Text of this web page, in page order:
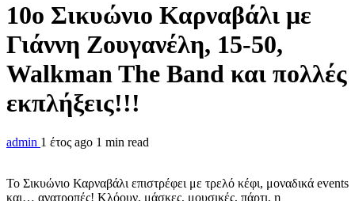
10ο Σικυώνιο Καρναβάλι με
Γιάννη Ζουγανέλη, 15-50,
Walkman The Band και πολλές
εκπλήξεις!!!
admin 1 έτος ago 1 min read
Το Σικυώνιο Καρναβάλι επιστρέφει με τρελό κέφι, μοναδικά events
και… ανατροπές! Κλόουν, μάσκες, μουσικές, πάρτι, η